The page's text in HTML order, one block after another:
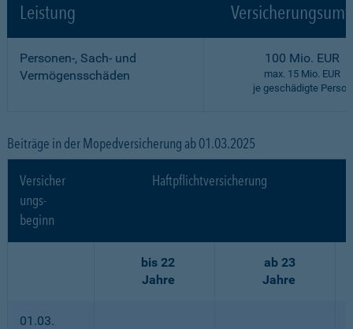
Leistung
Personen-, Sach- und
Vermögensschäden
100 Mio. EUR
max. 15 Mio. EUR
je geschädigte Person
Beiträge in der Mopedversicherung ab 01.03.2025
Versicher
ungs-
beginn
Haftpflichtversicherung
bis 22
Jahre
ab 23
Jahre
01.03.